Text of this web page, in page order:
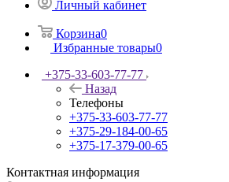
Личный кабинет
Корзина0
Избранные товары0
+375-33-603-77-77
Назад
Телефоны
+375-33-603-77-77
+375-29-184-00-65
+375-17-379-00-65
Контактная информация